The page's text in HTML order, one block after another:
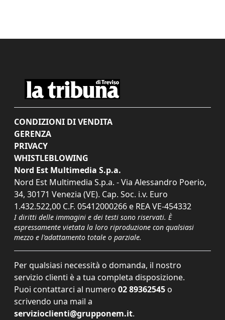
CONDIZIONI DI VENDITA
GERENZA
PRIVACY
WHISTLEBLOWING
Nord Est Multimedia S.p.a.
Nord Est Multimedia S.p.a. - Via Alessandro Poerio,
34, 30171 Venezia (VE). Cap. Soc. i.v. Euro
1.432.522,00 C.F. 05412000266 e REA VE-454332
I diritti delle immagini e dei testi sono riservati. È
espressamente vietata la loro riproduzione con qualsiasi
mezzo e l'adattamento totale o parziale.
Per qualsiasi necessità o domanda, il nostro
servizio clienti è a tua completa disposizione.
Puoi contattarci al numero 02 89362545 o
scrivendo una mail a
servizioclienti@grupponem.it.